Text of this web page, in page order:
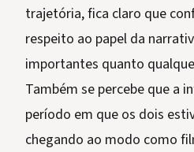
trajetória, fica claro que
respeito ao papel da
importantes quanto
Também se percebe que a
período em que os dois
chegando ao modo como